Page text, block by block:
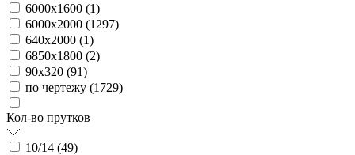
6000х1600 (1)
6000х2000 (1297)
640х2000 (1)
6850х1800 (2)
90х320 (91)
по чертежу (1729)
Кол-во прутков
10/14 (49)